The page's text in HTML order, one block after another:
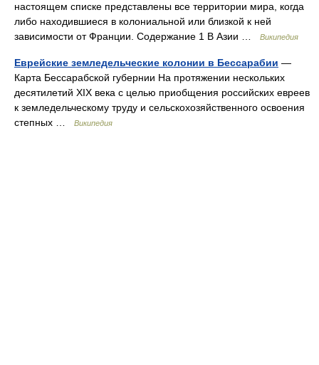
настоящем списке представлены все территории мира, когда
либо находившиеся в колониальной или близкой к ней
зависимости от Франции. Содержание 1 В Азии …
Википедия
Еврейские земледельческие колонии в Бессарабии —
Карта Бессарабской губернии На протяжении нескольких
десятилетий XIX века с целью приобщения российских евреев
к земледельческому труду и сельскохозяйственного освоения
степных …
Википедия